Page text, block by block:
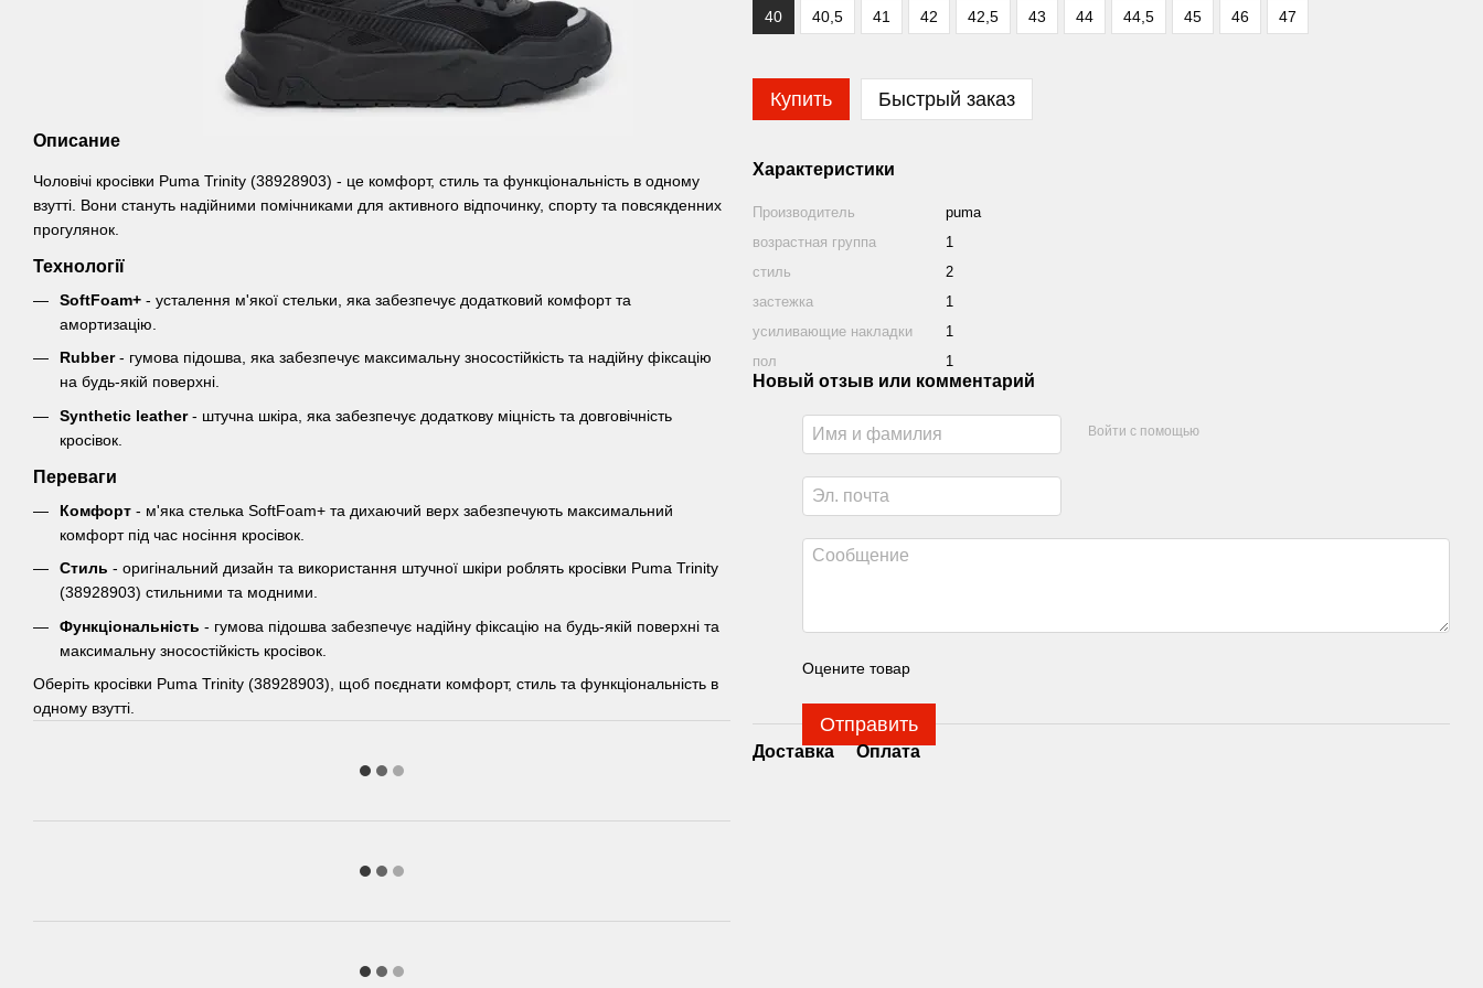
Описание
Чоловічі кросівки Puma Trinity (38928903) - це комфорт, стиль та функціональність в одному
взутті. Вони стануть надійними помічниками для активного відпочинку, спорту та повсякденних
прогулянок.
Технології
SoftFoam+ - усталення м'якої стельки, яка забезпечує додатковий комфорт та
амортизацію.
Rubber- гумова підошва, яка забезпечує максимальну зносостійкість та надійну фіксацію
на будь-якій поверхні.
Synthetic leather- штучна шкіра, яка забезпечує додаткову міцність та довговічність
кросівок.
Переваги
Комфорт - м'яка стелька SoftFoam+ та дихаючий верх забезпечують максимальний
комфорт під час носіння кросівок.
Стиль - оригінальний дизайн та використання штучної шкіри роблять кросівки Puma Trinity
(38928903) стильними та модними.
Функціональність - гумова підошва забезпечує надійну фіксацію на будь-якій поверхні та
максимальну зносостійкість кросівок.
Оберіть кросівки Puma Trinity (38928903), щоб поєднати комфорт, стиль та функціональність в
одному взутті.
40 40,5 41 42 42,5 43 44 44,5 45 46 47
Купить Быстрый заказ
Характеристики
Производитель
puma
возрастная группа
1
стиль
2
застежка
1
усиливающие накладки
1
пол
1
Новый отзыв или комментарий
Войти с помощью
Оцените товар
Отправить
Доставка Оплата